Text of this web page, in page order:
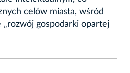
celów miasta, wśród
„rozwój gospodarki opartej